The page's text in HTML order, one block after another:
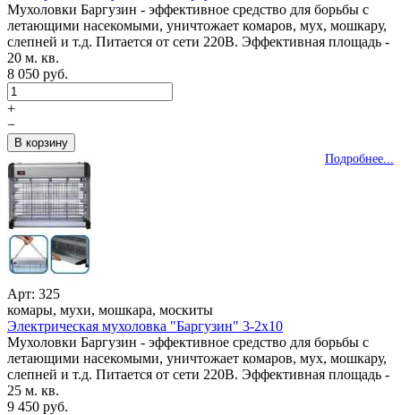
Мухоловки Баргузин - эффективное средство для борьбы с
летающими насекомыми, уничтожает комаров, мух, мошкару,
слепней и т.д. Питается от сети 220В. Эффективная площадь -
20 м. кв.
8 050 руб.
+
−
Подробнее...
Арт: 325
комары, мухи, мошкара, москиты
Электрическая мухоловка "Баргузин" 3-2x10
Мухоловки Баргузин - эффективное средство для борьбы с
летающими насекомыми, уничтожает комаров, мух, мошкару,
слепней и т.д. Питается от сети 220В. Эффективная площадь -
25 м. кв.
9 450 руб.